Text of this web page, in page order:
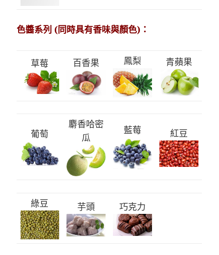
色醬系列 (同時具有香味與顏色)：
草莓 百香果 鳳梨 青蘋果
葡萄
麝香哈密
瓜
藍莓 紅豆
綠豆 芋頭 巧克力